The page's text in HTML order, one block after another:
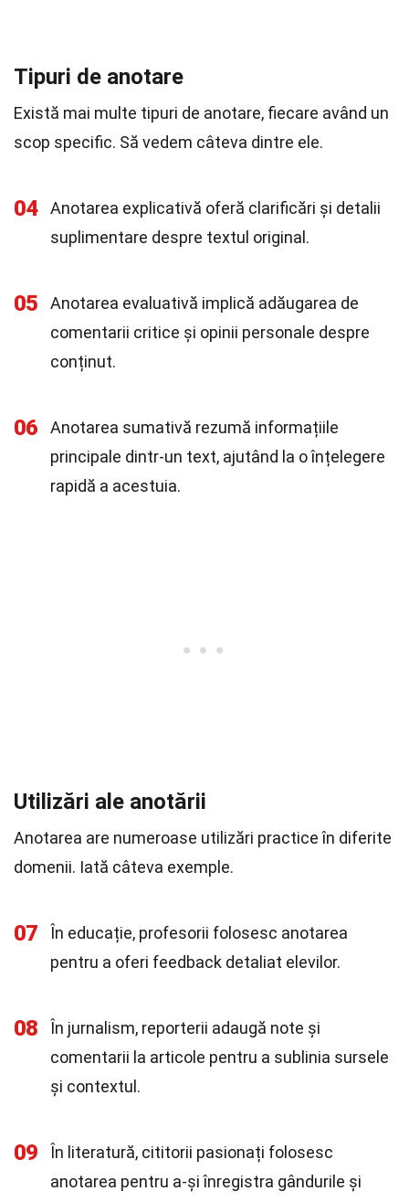
Tipuri de anotare
Există mai multe tipuri de anotare, fiecare având un
scop specific. Să vedem câteva dintre ele.
04
Anotarea explicativă oferă clarificări și detalii
suplimentare despre textul original.
05
Anotarea evaluativă implică adăugarea de
comentarii critice și opinii personale despre
conținut.
06
Anotarea sumativă rezumă informațiile
principale dintr-un text, ajutând la o înțelegere
rapidă a acestuia.
Utilizări ale anotării
Anotarea are numeroase utilizări practice în diferite
domenii. Iată câteva exemple.
07
În educație, profesorii folosesc anotarea
pentru a oferi feedback detaliat elevilor.
08
În jurnalism, reporterii adaugă note și
comentarii la articole pentru a sublinia sursele
și contextul.
09
În literatură, cititorii pasionați folosesc
anotarea pentru a-și înregistra gândurile și